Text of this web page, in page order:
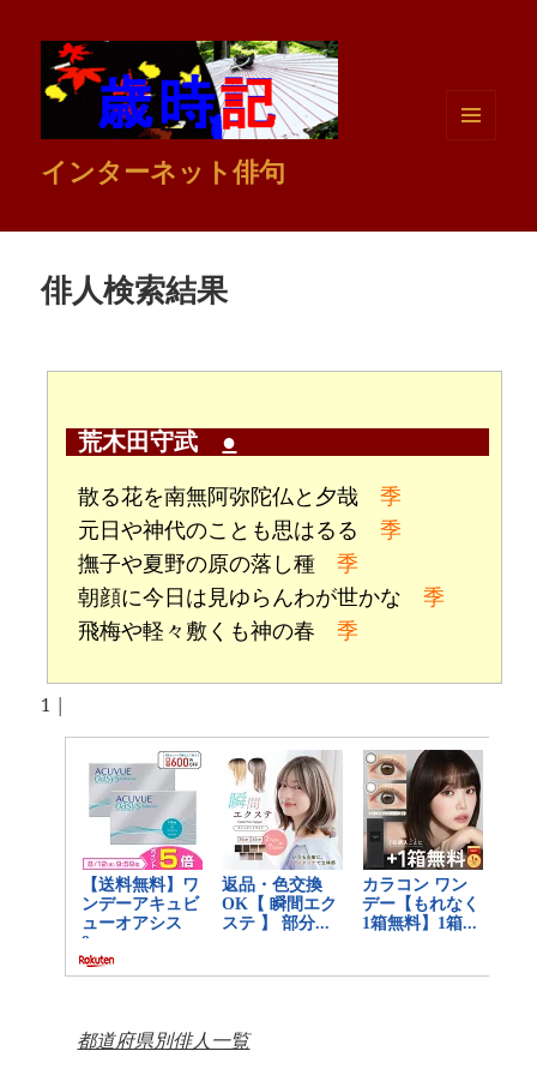
インターネット俳句
俳人検索結果
荒木田守武 ●
散る花を南無阿弥陀仏と夕哉季
元日や神代のことも思はるる季
撫子や夏野の原の落し種季
朝顔に今日は見ゆらんわが世かな季
飛梅や軽々敷くも神の春季
1 |
都道府県別俳人一覧